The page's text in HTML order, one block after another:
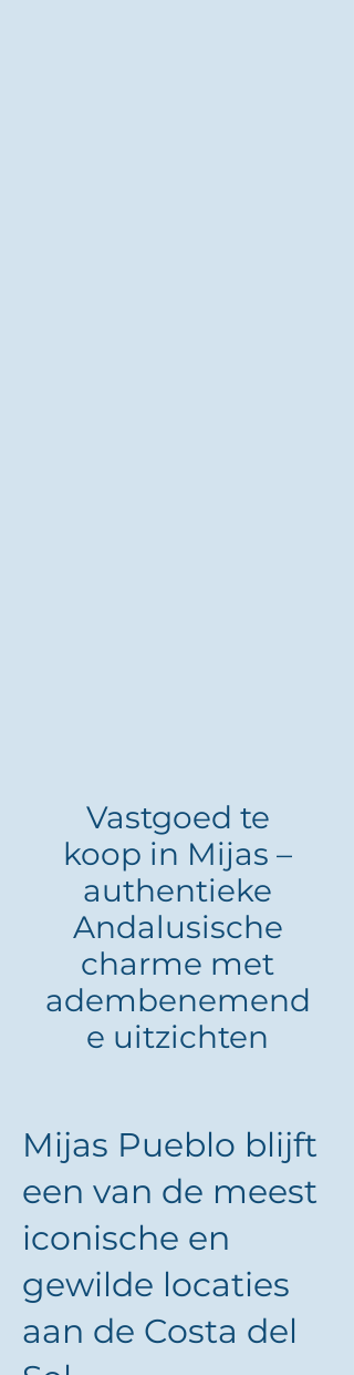
Vastgoed te
koop in Mijas –
authentieke
Andalusische
charme met
adembenemend
e uitzichten
Mijas Pueblo blijft
een van de meest
iconische en
gewilde locaties
aan de Costa del